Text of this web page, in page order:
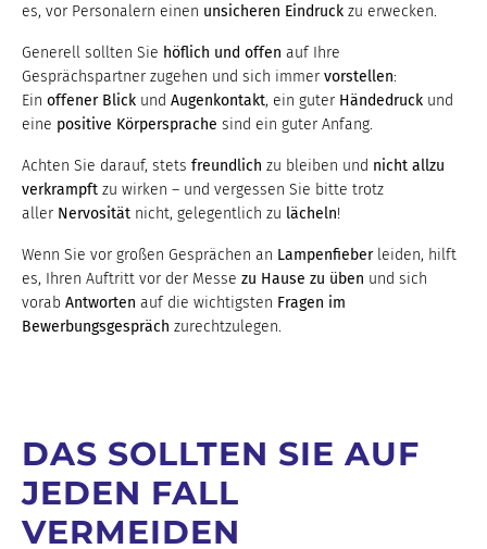
es, vor Personalern einen unsicheren Eindruck zu erwecken.
Generell sollten Sie höflich und offen auf Ihre
Gesprächspartner zugehen und sich immer vorstellen:
Ein offener Blick und Augenkontakt, ein guter Händedruck und
eine positive Körpersprache sind ein guter Anfang.
Achten Sie darauf, stets freundlich zu bleiben und nicht allzu
verkrampft zu wirken – und vergessen Sie bitte trotz
aller Nervosität nicht, gelegentlich zu lächeln!
Wenn Sie vor großen Gesprächen an Lampenfieberleiden, hilft
es, Ihren Auftritt vor der Messe zu Hause zu üben und sich
vorab Antworten auf die wichtigsten Fragen im
Bewerbungsgespräch zurechtzulegen.
DAS SOLLTEN SIE AUF
JEDEN FALL
VERMEIDEN